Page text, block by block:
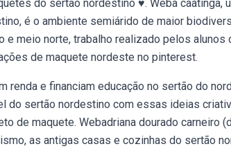
do sertão nordestino ♥️. Weba caatinga,
é o ambiente semiárido de maior
e meio norte, trabalho realizado pelos alunos
de maquete nordeste no pinterest.
renda e financiam educação no sertão do
do sertão nordestino com essas ideias
de maquete. Webadriana dourado carneiro
as antigas casas e cozinhas do sertão